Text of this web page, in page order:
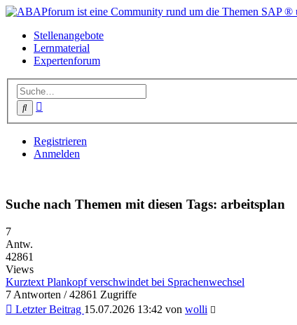
Stellenangebote
Lernmaterial
Expertenforum
Suche
Registrieren
Anmelden
Suche nach Themen mit diesen Tags: arbeitsplan
7
Antw.
42861
Views
Kurztext Plankopf verschwindet bei Sprachenwechsel
7 Antworten / 42861 Zugriffe
Letzter Beitrag 15.07.2026 13:42 von wolli